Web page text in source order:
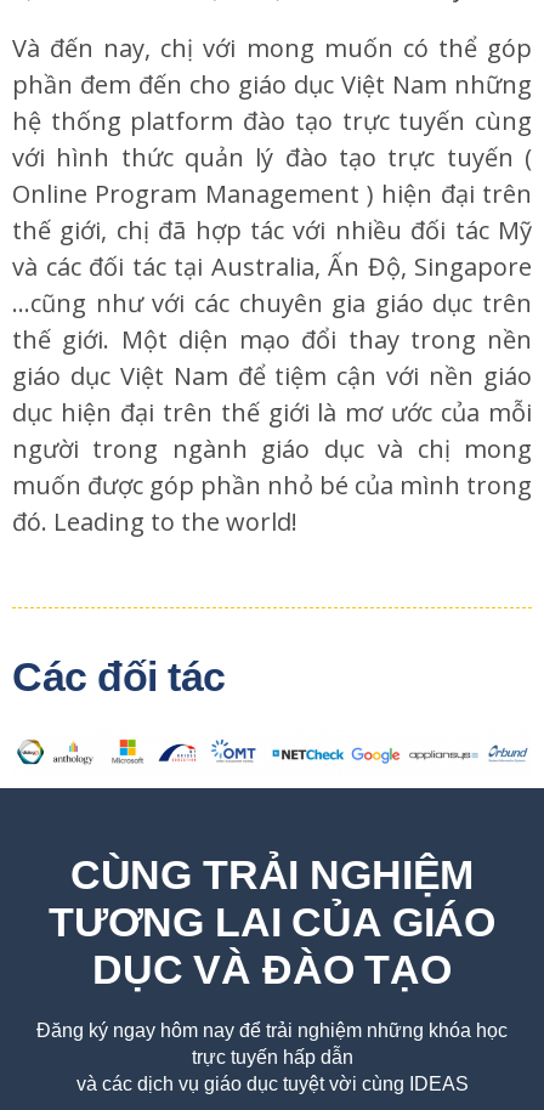
Và đến nay, chị với mong muốn có thể góp
phần đem đến cho giáo dục Việt Nam những
hệ thống platform đào tạo trực tuyến cùng
với hình thức quản lý đào tạo trực tuyến (
Online Program Management ) hiện đại trên
thế giới, chị đã hợp tác với nhiều đối tác Mỹ
và các đối tác tại Australia, Ấn Độ, Singapore
…cũng như với các chuyên gia giáo dục trên
thế giới. Một diện mạo đổi thay trong nền
giáo dục Việt Nam để tiệm cận với nền giáo
dục hiện đại trên thế giới là mơ ước của mỗi
người trong ngành giáo dục và chị mong
muốn được góp phần nhỏ bé của mình trong
đó. Leading to the world!
Các đối tác
CÙNG TRẢI NGHIỆM
TƯƠNG LAI CỦA GIÁO
DỤC VÀ ĐÀO TẠO
Đăng ký ngay hôm nay để trải nghiệm những khóa học
trực tuyến hấp dẫn
và các dịch vụ giáo dục tuyệt vời cùng IDEAS